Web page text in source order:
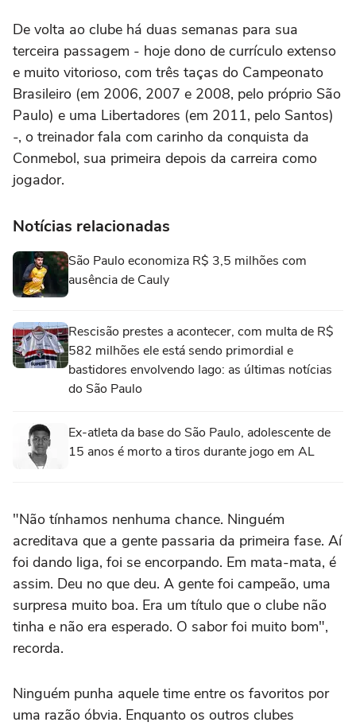
De volta ao clube há duas semanas para sua
terceira passagem - hoje dono de currículo extenso
e muito vitorioso, com três taças do Campeonato
Brasileiro (em 2006, 2007 e 2008, pelo próprio São
Paulo) e uma Libertadores (em 2011, pelo Santos)
-, o treinador fala com carinho da conquista da
Conmebol, sua primeira depois da carreira como
jogador.
Notícias relacionadas
São Paulo economiza R$ 3,5 milhões com
ausência de Cauly
Rescisão prestes a acontecer, com multa de R$
582 milhões ele está sendo primordial e
bastidores envolvendo Iago: as últimas notícias
do São Paulo
Ex-atleta da base do São Paulo, adolescente de
15 anos é morto a tiros durante jogo em AL
"Não tínhamos nenhuma chance. Ninguém
acreditava que a gente passaria da primeira fase. Aí
foi dando liga, foi se encorpando. Em mata-mata, é
assim. Deu no que deu. A gente foi campeão, uma
surpresa muito boa. Era um título que o clube não
tinha e não era esperado. O sabor foi muito bom",
recorda.
Ninguém punha aquele time entre os favoritos por
uma razão óbvia. Enquanto os outros clubes